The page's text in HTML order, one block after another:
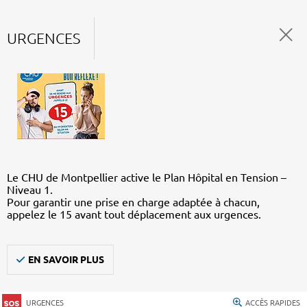
URGENCES
Le CHU de Montpellier active le Plan Hôpital en Tension –
Niveau 1.
Pour garantir une prise en charge adaptée à chacun,
appelez le 15 avant tout déplacement aux urgences.
EN SAVOIR PLUS
URGENCES ACCÈS RAPIDES